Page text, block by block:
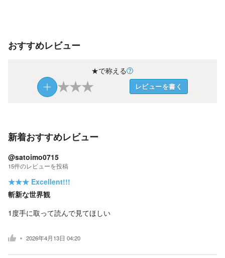
おすすめレビュー
★で称える
★★★ レビューを書く
新着おすすめレビュー
@satoimo0715
15件のレビューを投稿
★★★ Excellent!!!
斬新な世界観
1度手に取って読んで見てほしい
2026年4月13日 04:20